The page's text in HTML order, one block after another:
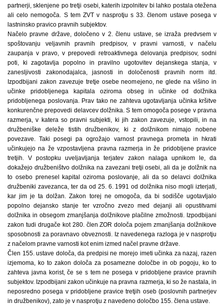
partnerji, sklenjene po tretji osebi, katerih izpolnitev bi lahko postala otežena
ali celo nemogoča. S tem ZVT v nasprotju s 33. členom ustave posega v
lastninsko pravico pravnih subjektov.
Načelo pravne države, določeno v 2. členu ustave, se izraža predvsem v
spoštovanju veljavnih pravnih predpisov, v pravni varnosti, v načelu
zaupanja v pravo, v prepovedi retroaktivnega delovanja predpisov, sodni
poti, ki zagotavlja popolno in pravilno ugotovitev dejanskega stanja, v
zanesljivosti zakonodajalca, jasnosti in določenosti pravnih norm itd.
Izpodbijani zakon zavezuje tretje osebe neomejeno, ne glede na višino in
učinke pridobljenega kapitala oziroma obseg in učinke od dolžnika
pridobljenega poslovanja. Prav tako ne zahteva ugotavljanja učinka kršitve
konkurenčne prepovedi delavcev dolžnika. S tem omogoča posege v pravna
razmerja, v katera so pravni subjekti, ki jih zakon zavezuje, vstopili, in na
družbeniške deleže tistih družbenikov, ki z dolžnikom nimajo nobene
povezave. Taki posegi pa ogrožajo varnost pravnega prometa in hkrati
učinkujejo na že vzpostavljena pravna razmerja in že pridobljene pravice
tretjih. V postopku uveljavljanja terjatev zakon nalaga upnikom le, da
dokažejo družbeništvo dolžnika na zavezani tretji osebi, ali da je dolžnik na
to osebo prenesel kapital oziroma poslovanje, ali da so delavci dolžnika
družbeniki zavezanca, ter da od 25. 6. 1991 od dolžnika niso mogli izterjati,
kar jim je ta dolžan. Zakon torej ne omogoča, da bi sodišče ugotavljalo
popolno dejansko stanje ter vzročno zvezo med dejanji ali opustitvami
dolžnika in obsegom zmanjšanja dolžnikove plačilne zmožnosti. Izpodbijani
zakon tudi drugače kot 280. člen ZOR določa pojem zmanjšanja dolžnikove
sposobnosti za poravnavo obveznosti. Iz navedenega razloga je v nasprotju
z načelom pravne varnosti kot enim izmed načel pravne države.
Člen 155. ustave določa, da predpisi ne morejo imeti učinka za nazaj, razen
izjemoma, ko to zakon določa za posamezne določbe in ob pogoju, ko to
zahteva javna korist, če se s tem ne posega v pridobljene pravice pravnih
subjektov. Izpodbijani zakon učinkuje na pravna razmerja, ki so že nastala, in
neposredno posega v pridobljene pravice tretjih oseb (poslovnih partnerjev
in družbenikov), zato je v nasprotju z navedeno določbo 155. člena ustave.